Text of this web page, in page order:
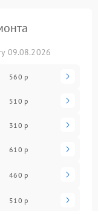
09.08.2026
560 р
510 р
310 р
610 р
460 р
510 р